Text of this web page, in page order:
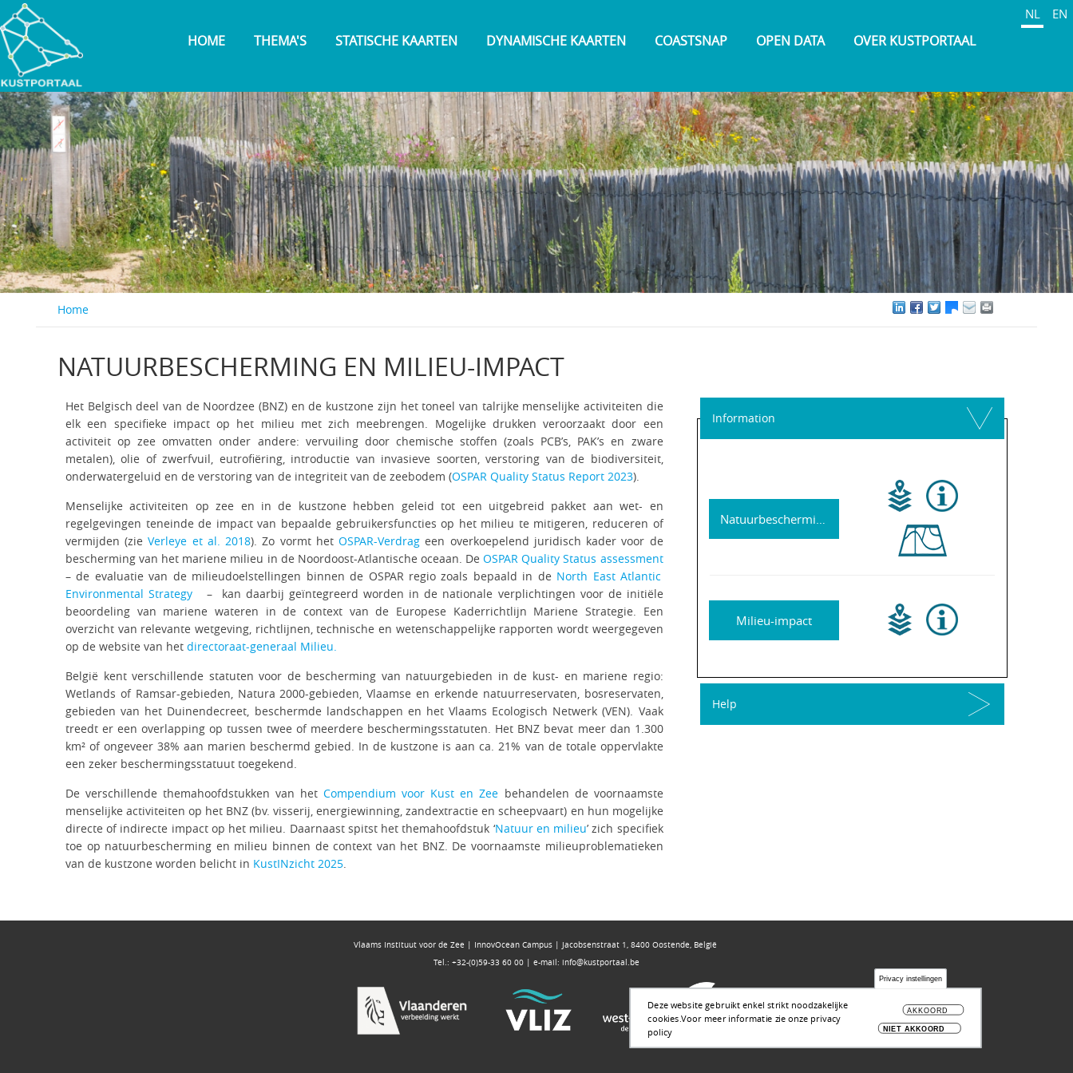
Overslaan
en
naar
de
inhoud
gaan
NL EN
HOME THEMA'S STATISCHE KAARTEN DYNAMISCHE KAARTEN COASTSNAP OPEN DATA OVER KUSTPORTAAL
Home
NATUURBESCHERMING EN MILIEU-IMPACT
Het Belgisch deel van de Noordzee (BNZ) en de kustzone zijn het toneel van talrijke menselijke activiteiten die
elk een specifieke impact op het milieu met zich meebrengen. Mogelijke drukken veroorzaakt door een
activiteit op zee omvatten onder andere: vervuiling door chemische stoffen (zoals PCB’s, PAK’s en zware
metalen), olie of zwerfvuil, eutrofiëring, introductie van invasieve soorten, verstoring van de biodiversiteit,
onderwatergeluid en de verstoring van de integriteit van de zeebodem (OSPAR Quality Status Report 2023).
Menselijke activiteiten op zee en in de kustzone hebben geleid tot een uitgebreid pakket aan wet- en
regelgevingen teneinde de impact van bepaalde gebruikersfuncties op het milieu te mitigeren, reduceren of
vermijden (zieVerleye et al. 2018). Zo vormt hetOSPAR-Verdrag een overkoepelend juridisch kader voor de
bescherming van het mariene milieu in de Noordoost-Atlantische oceaan. DeOSPAR Quality Status assessment
– de evaluatie van de milieudoelstellingen binnen de OSPAR regio zoals bepaald in de North East Atlantic
Environmental Strategy
– kan daarbij geïntegreerd worden in de nationale verplichtingen voor de initiële
beoordeling van mariene wateren in de context van de Europese Kaderrichtlijn Mariene Strategie. Een
overzicht van relevante wetgeving, richtlijnen, technische en wetenschappelijke rapporten wordt weergegeven
op de website van het directoraat-generaal Milieu.
België kent verschillende statuten voor de bescherming van natuurgebieden in de kust- en mariene regio:
Wetlands of Ramsar-gebieden, Natura 2000-gebieden, Vlaamse en erkende natuurreservaten, bosreservaten,
gebieden van het Duinendecreet, beschermde landschappen en het Vlaams Ecologisch Netwerk (VEN). Vaak
treedt er een overlapping op tussen twee of meerdere beschermingsstatuten. Het BNZ bevat meer dan 1.300
km² of ongeveer 38% aan marien beschermd gebied. In de kustzone is aan ca. 21% van de totale oppervlakte
een zeker beschermingsstatuut toegekend.
De verschillende themahoofdstukken van hetCompendium voor Kust en Zee behandelen de voornaamste
menselijke activiteiten op het BNZ (bv. visserij, energiewinning, zandextractie en scheepvaart) en hun mogelijke
directe of indirecte impact op het milieu. Daarnaast spitst het themahoofdstuk ‘Natuur en milieu’ zich specifiek
toe op natuurbescherming en milieu binnen de context van het BNZ. De voornaamste milieuproblematieken
van de kustzone worden belicht in KustINzicht 2025.
Information
Natuurbescherming
Milieu-impact
Help
Vlaams Instituut voor de Zee | InnovOcean Campus | Jacobsenstraat 1, 8400 Oostende, België
Tel.: +32-(0)59-33 60 00 | e-mail: info@kustportaal.be
Privacy instellingen
Deze website gebruikt enkel strikt noodzakelijke
cookies.Voor meer informatie zie onze privacy
policy
AKKOORD
NIET AKKOORD